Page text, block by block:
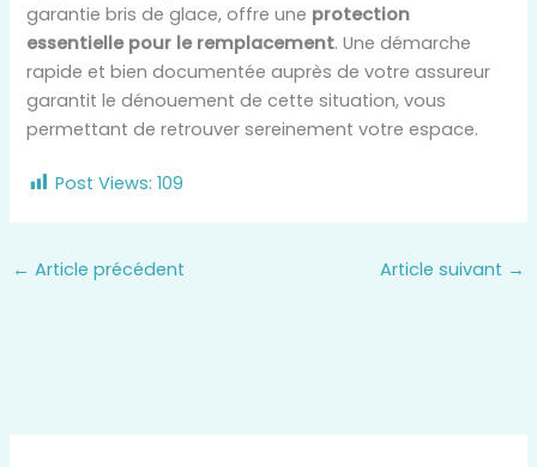
garantie bris de glace, offre une protection
essentielle pour le remplacement. Une démarche
rapide et bien documentée auprès de votre assureur
garantit le dénouement de cette situation, vous
permettant de retrouver sereinement votre espace.
Post Views: 109
← Article précédent Article suivant →